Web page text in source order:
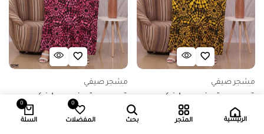
مشجر صيفي
قميص بيتي فري سايز كود
0840 – اصفر
5.000 د.ك
مشجر صيفي
قميص بيتي فري سايز كود
0840 – عنابي
الرئيسية المتجر بحث
0
المفضلات
0
السلة